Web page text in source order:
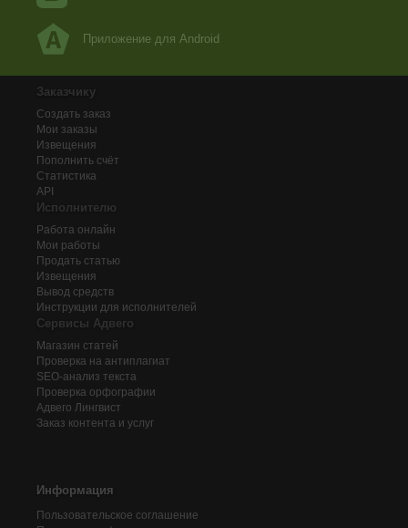
Приложение для Android
Заказчику
Создать заказ
Мои заказы
Извещения
Пополнить счёт
Статистика
API
Исполнителю
Работа онлайн
Мои работы
Продать статью
Извещения
Вывод средств
Инструкции для исполнителей
Сервисы Адвего
Магазин статей
Проверка на антиплагиат
SEO-анализ текста
Проверка орфографии
Адвего Лингвист
Заказ контента и услуг
Информация
Пользовательское соглашение